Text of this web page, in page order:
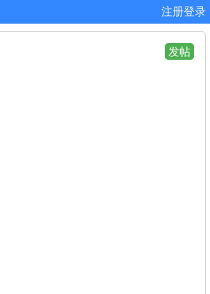
注册登录
发帖